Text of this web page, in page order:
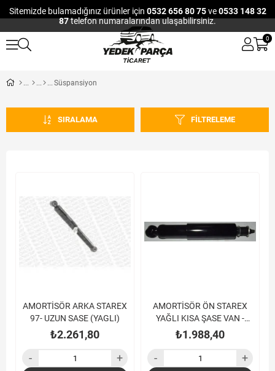
Sitemizde bulamadığınız ürünler için 0532 656 80 75ve0533 148 32
87telefon numaralarından ulaşabilirsiniz.
0
Süspansiyon
FILTRELEME
SIRALAMA
AMORTİSÖR ARKA STAREX
97- UZUN SASE (YAGLI)
₺2.261,80
AMORTİSÖR ÖN STAREX
YAĞLI KISA ŞASE VAN -
STAREX KAMYONET
₺1.988,40